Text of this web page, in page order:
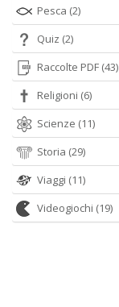
Pesca (2)
Quiz (2)
Raccolte PDF (43)
Religioni (6)
Scienze (11)
Storia (29)
Viaggi (11)
Videogiochi (19)